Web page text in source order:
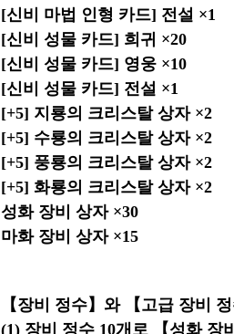
[신비 마법 인형 카드] 전설 ×1
[신비 성물 카드] 희귀 ×20
[신비 성물 카드] 영웅 ×10
[신비 성물 카드] 전설 ×1
[+5] 지룡의 크리스탈 상자 ×2
[+5] 수룡의 크리스탈 상자 ×2
[+5] 풍룡의 크리스탈 상자 ×2
[+5] 화룡의 크리스탈 상자 ×2
성화 장비 상자 ×30
마화 장비 상자 ×15
【장비 정수】와 【고급 장비
(1) 장비 정수 10개로 【성화 장